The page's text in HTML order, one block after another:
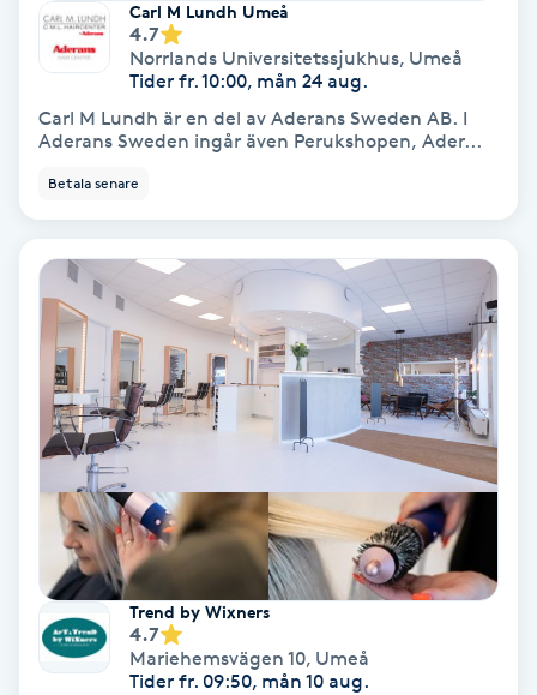
Nagelsvamp
Nageltrång
Nagelvård
Naglar reparation
Naprapati
Navelpiercing
NBE-massage
Ny frisyr
Olaplex
Carl M Lundh Umeå
4.7
Norrlands Universitetssjukhus, Umeå
Tider fr. 10:00, mån 24 aug.
Carl M Lundh är en del av Aderans Sweden AB. I
Aderans Sweden ingår även Perukshopen, Ader...
Betala senare
Trend by Wixners
4.7
Mariehemsvägen 10, Umeå
Tider fr. 09:50, mån 10 aug.